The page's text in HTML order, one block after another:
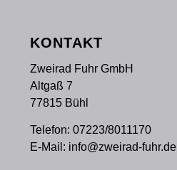
KONTAKT
Zweirad Fuhr GmbH
Altgaß 7
77815 Bühl
Telefon: 07223/8011170
E-Mail: info@zweirad-fuhr.de